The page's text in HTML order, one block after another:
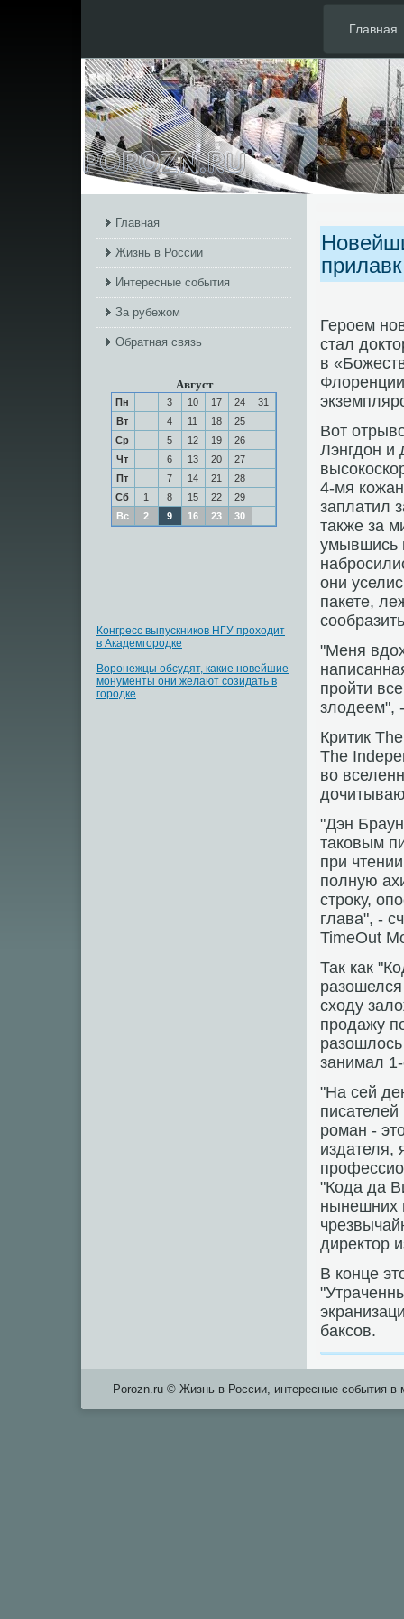
Главная
Главная
Жизнь в России
Интересные события
За рубежом
Обратная связь
Август
Пн 3 10 17 24
31
Вт
4 11 18
25
Ср
5 12 19
26
Чт
6 13 20
27
Пт
7 14 21
28
Сб
1 8 15 22
29
Вс
2 9 16 23 30
Конгресс выпускников НГУ проходит
в Академгородке
Воронежцы обсудят, какие новейшие
монументы они желают созидать в
городке
Героем
стал
в
Вот
Лэнгдон и
4-мя
заплатил
также за
умывшись
они
пакете,
"Меня
пройти
злодеем",
Критик
The
во
"Дэн
таковым
при
полную
строку,
глава", -
TimeOut
Так как
сходу
продажу
занимал
"На сей
роман -
издателя,
"Кода да
нынешних
директор
В конце
баксов.
Porozn.ru © Жизнь в России, интересные события в